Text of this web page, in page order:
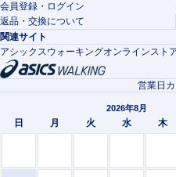
会員登録・ログイン
返品・交換について
関連サイト
アシックスウォーキングオンラインスト
営業日
2026年8月
日 月 火 水 木